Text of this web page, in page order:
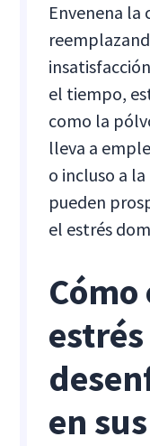
Envenena la
el tiempo,
como la
lleva a
o incluso a
pueden
el estrés
en